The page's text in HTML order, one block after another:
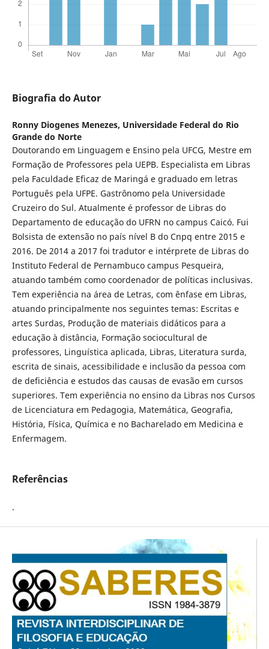
Biografia do Autor
Ronny Diogenes Menezes, Universidade Federal do Rio
Grande do Norte
Doutorando em Linguagem e Ensino pela UFCG, Mestre em
Formação de Professores pela UEPB. Especialista em Libras
pela Faculdade Eficaz de Maringá e graduado em letras
Português pela UFPE. Gastrônomo pela Universidade
Cruzeiro do Sul. Atualmente é professor de Libras do
Departamento de educação do UFRN no campus Caicó. Fui
Bolsista de extensão no país nível B do Cnpq entre 2015 e
2016. De 2014 a 2017 foi tradutor e intérprete de Libras do
Instituto Federal de Pernambuco campus Pesqueira,
atuando também como coordenador de políticas inclusivas.
Tem experiência na área de Letras, com ênfase em Libras,
atuando principalmente nos seguintes temas: Escritas e
artes Surdas, Produção de materiais didáticos para a
educação à distância, Formação sociocultural de
professores, Linguística aplicada, Libras, Literatura surda,
escrita de sinais, acessibilidade e inclusão da pessoa com
de deficiência e estudos das causas de evasão em cursos
superiores. Tem experiência no ensino da Libras nos Cursos
de Licenciatura em Pedagogia, Matemática, Geografia,
História, Física, Química e no Bacharelado em Medicina e
Enfermagem.
Referências
.